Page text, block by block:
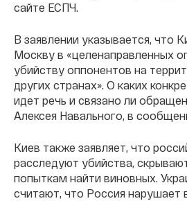
сайте ЕСПЧ.
В заявлении указывается, что
Москву в «целенаправленных
убийству оппонентов на
других странах». О каких
идет речь и связано ли
Алексея Навального, в
Киев также заявляет, что
расследуют убийства,
попыткам найти виновных.
считают, что Россия нарушает